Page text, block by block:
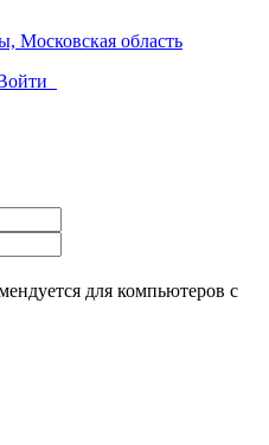
область
для компьютеров с